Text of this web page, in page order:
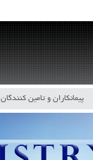
پیمانکاران و تامین کنندگان